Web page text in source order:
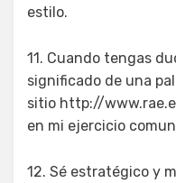
estilo.
11. Cuando tengas
significado de una
sitio http://
en mi ejercicio
12. Sé estratégico y